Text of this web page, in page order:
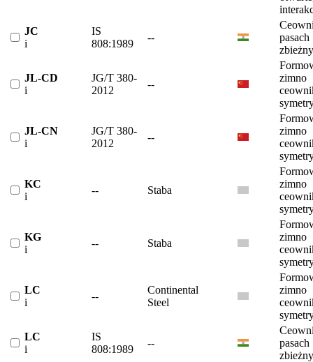
JC
i
IS
808:1989
--
pasach
JL-CD
i
JG/T 380-
2012
--
zimno
JL-CN
i
JG/T 380-
2012
--
zimno
KC
i
-- Staba
zimno
KG
i
-- Staba
zimno
LC
i
--
Continental
Steel
zimno
LC
i
IS
808:1989
--
pasach